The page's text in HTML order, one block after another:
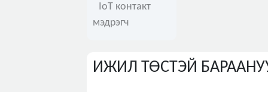
IoT контакт
мэдрэгч
ИЖИЛ ТӨСТЭЙ